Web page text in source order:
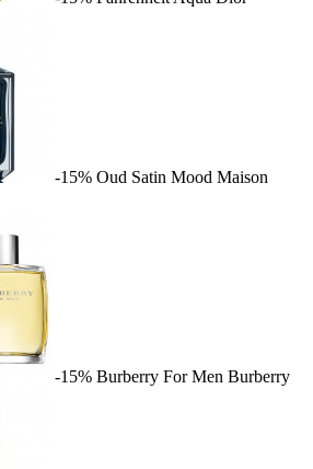
-15% Oud Satin Mood Maison
-15% Burberry For Men Burberry